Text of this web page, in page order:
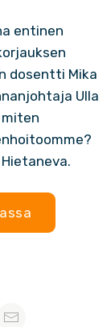
entinen
dosentti Mika
Ulla
miten